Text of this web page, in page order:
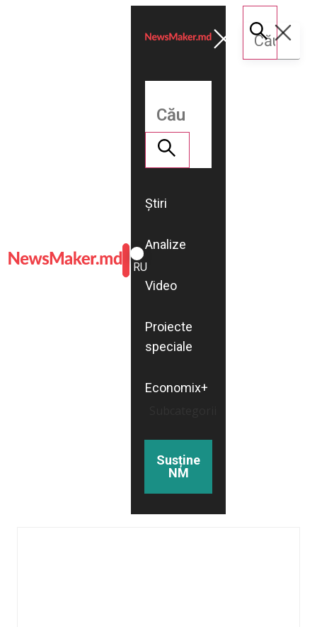
ROMÂNĂ
RU
Știri
Analize
Video
Proiecte
speciale
Economix+
Susține
NM